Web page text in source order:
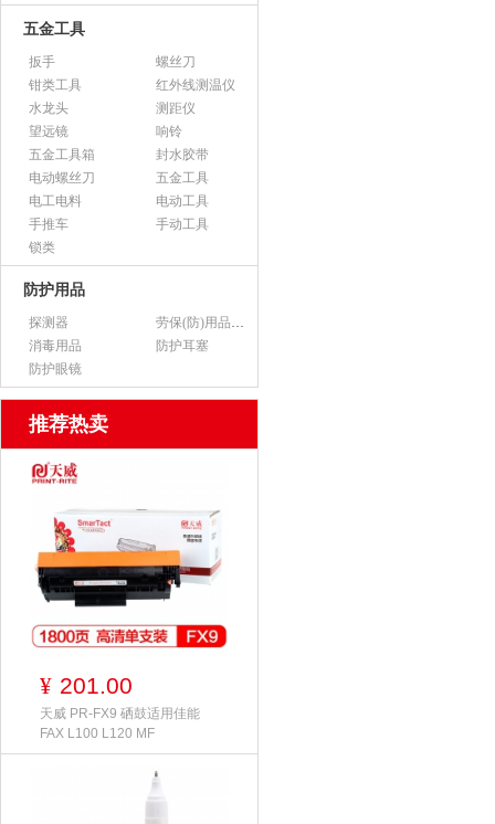
五金工具
扳手
螺丝刀
钳类工具
红外线测温仪
水龙头
测距仪
望远镜
响铃
五金工具箱
封水胶带
电动螺丝刀
五金工具
电工电料
电动工具
手推车
手动工具
锁类
防护用品
探测器
劳保(防)用品（不含医用产品）
消毒用品
防护耳塞
防护眼镜
推荐热卖
¥ 201.00
天威 PR-FX9 硒鼓适用佳能
FAX L100 L120 MF